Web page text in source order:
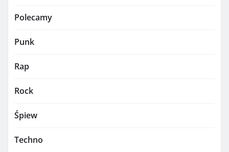
Polecamy
Punk
Rap
Rock
Śpiew
Techno